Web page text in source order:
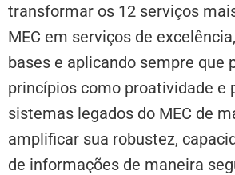
transformar os 12 serviços
MEC em serviços de
bases e aplicando sempre que
princípios como proatividade e
sistemas legados do MEC de
amplificar sua robustez,
de informações de maneira